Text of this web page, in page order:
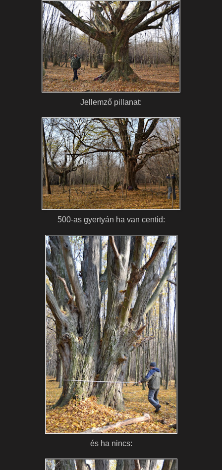
Jellemző pillanat:
500-as gyertyán ha van centid:
és ha nincs: